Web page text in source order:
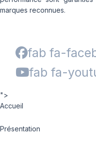
marques reconnues.
fab fa-
fab fa-
">
Accueil
Présentation